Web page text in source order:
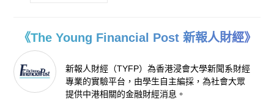
《The Young Financial Post 新報人財經》
新報人財經（TYFP）為香港浸會大學新聞系財經
專業的實驗平台，由學生自主編採，為社會大眾
提供中港相關的金融財經消息。